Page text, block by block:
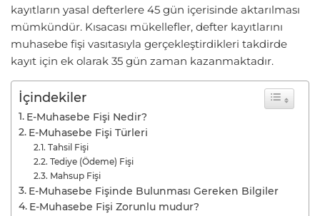
kayıtların yasal defterlere 45 gün içerisinde aktarılması
mümkündür. Kısacası mükellefler, defter kayıtlarını
muhasebe fişi vasıtasıyla gerçekleştirdikleri takdirde
kayıt için ek olarak 35 gün zaman kazanmaktadır.
İçindekiler
E-Muhasebe Fişi Nedir?
E-Muhasebe Fişi Türleri
Tahsil Fişi
Tediye (Ödeme) Fişi
Mahsup Fişi
E-Muhasebe Fişinde Bulunması Gereken Bilgiler
E-Muhasebe Fişi Zorunlu mudur?